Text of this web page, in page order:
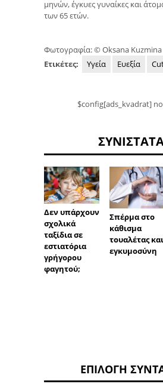
μηνών, έγκυες γυναίκες και
των 65 ετών.
Φωτογραφία: © Oksana Kuzmina
Ετικέτες:
Υγεία Ευεξία
$config[ads_kvadrat]
Δεν υπάρχουν
σχολικά
ταξίδια σε
εστιατόρια
γρήγορου
φαγητού;
Σπέρμα στο
κάθισμα
τουαλέτας και
εγκυμοσύνη
ΕΠΙΛΟΓΉ